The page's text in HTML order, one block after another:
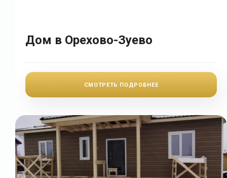
Дом в Орехово-Зуево
СМОТРЕТЬ ПОДРОБНЕЕ